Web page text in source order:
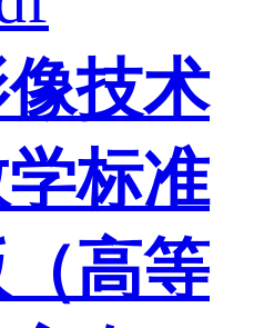
技术
标准
高等